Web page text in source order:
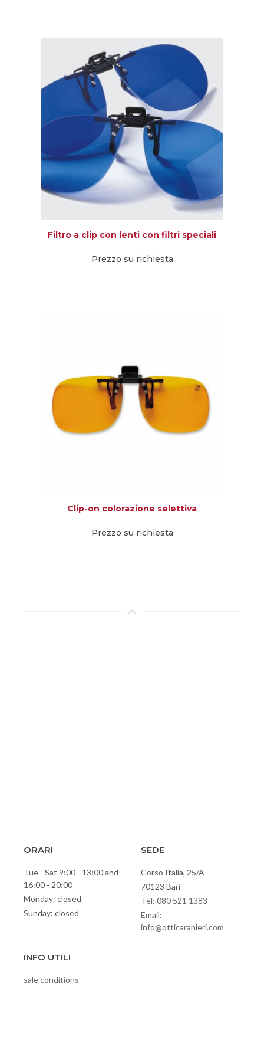
Filtro a clip con lenti con filtri speciali
Prezzo su richiesta
Clip-on colorazione selettiva
Prezzo su richiesta
ORARI
Tue - Sat 9:00 - 13:00 and
16:00 - 20:00
Monday: closed
Sunday: closed
SEDE
Corso Italia, 25/A
70123 Bari
Tel: 080 521 1383
Email:
info@otticaranieri.com
INFO UTILI
sale conditions